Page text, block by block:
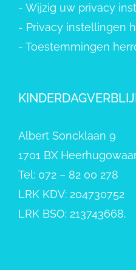
- Wijzig uw privacy
- Privacy instellingen
- Toestemmingen
Albert Soncklaan 9
1701 BX
Tel: 072 – 82 00 278
LRK KDV: 204730752
LRK BSO: 213743668.